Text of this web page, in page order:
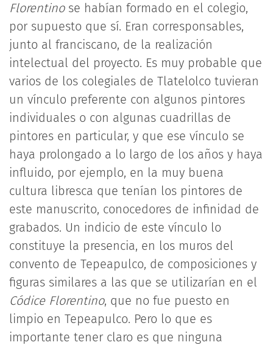
Florentinose habían formado en el colegio,
por supuesto que sí. Eran corresponsables,
junto al franciscano, de la realización
intelectual del proyecto. Es muy probable que
varios de los colegiales de Tlatelolco tuvieran
un vínculo preferente con algunos pintores
individuales o con algunas cuadrillas de
pintores en particular, y que ese vínculo se
haya prolongado a lo largo de los años y haya
influido, por ejemplo, en la muy buena
cultura libresca que tenían los pintores de
este manuscrito, conocedores de infinidad de
grabados. Un indicio de este vínculo lo
constituye la presencia, en los muros del
convento de Tepeapulco, de composiciones y
figuras similares a las que se utilizarían en el
Códice Florentino, que no fue puesto en
limpio en Tepeapulco. Pero lo que es
importante tener claro es que ninguna